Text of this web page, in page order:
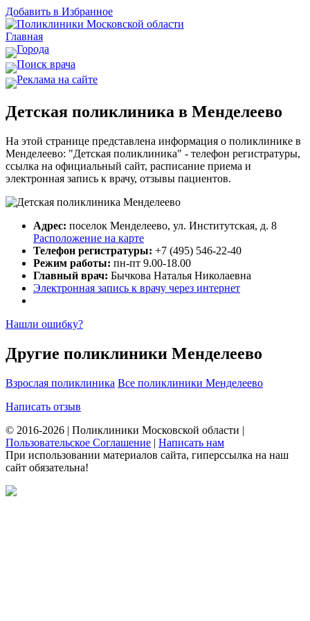
Добавить в Избранное
Главная
Города
Поиск врача
Реклама на сайте
Детская поликлиника в Менделеево
На этой странице представлена информация о поликлинике в
Менделеево: "Детская поликлиника" - телефон регистратуры,
ссылка на официальный сайт, расписание приема и
электронная запись к врачу, отзывы пациентов.
Адрес: поселок Менделеево, ул. Институтская, д. 8
Расположение на карте
Телефон регистратуры: +7 (495) 546-22-40
Режим работы: пн-пт 9.00-18.00
Главный врач: Бычкова Наталья Николаевна
Электронная запись к врачу через интернет
Нашли ошибку?
Другие поликлиники Менделеево
Взрослая поликлиника Все поликлиники Менделеево
Написать отзыв
© 2016-2026 | Поликлиники Московской области |
Пользовательское Соглашение | Написать нам
При использовании материалов сайта, гиперссылка на наш
сайт обязательна!